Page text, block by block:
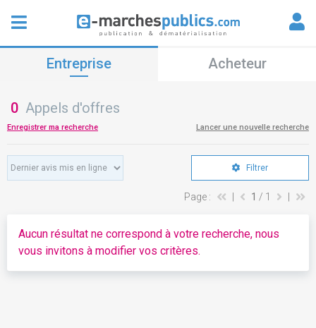
Entreprise Acheteur
0 Appels d'offres
Enregistrer ma recherche Lancer une nouvelle recherche
Filtrer
Page : 1 / 1
Aucun résultat ne correspond à votre recherche, nous
vous invitons à modifier vos critères.